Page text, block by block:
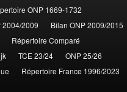
ONP 1669-1732
2004/2009
Bilan ONP 2009/2015
Répertoire Comparé
TCE 23/24
ONP 25/26
Répertoire France 1996/2023